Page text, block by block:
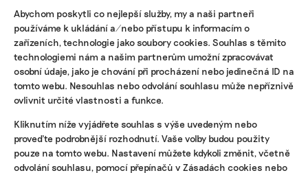
Abychom poskytli co nejlepší služby, my a naši partneři
používáme k ukládání a/nebo přístupu k informacím o
zařízeních, technologie jako soubory cookies. Souhlas s těmito
technologiemi nám a našim partnerům umožní zpracovávat
osobní údaje, jako je chování při procházení nebo jedinečná ID na
tomto webu. Nesouhlas nebo odvolání souhlasu může nepříznivě
ovlivnit určité vlastnosti a funkce.
Kliknutím níže vyjádřete souhlas s výše uvedeným nebo
proveďte podrobnější rozhodnutí. Vaše volby budou použity
pouze na tomto webu. Nastavení můžete kdykoli změnit, včetně
odvolání souhlasu, pomocí přepínačů v Zásadách cookies nebo
KOMERČNÍ SDĚLENÍ
Udržitelnost, umění i komunitní sdílení.
Festival Týká se to také tebe v Uherském
Hradišti startuje tento týden